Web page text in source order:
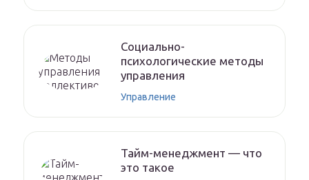
Социально-
психологические методы
управления
Управление
Тайм-менеджмент — что
это такое